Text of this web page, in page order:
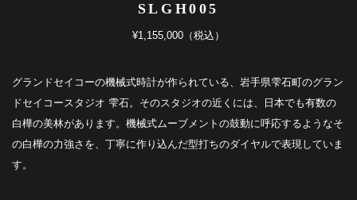
SLGH005
¥1,155,000（税込）
グランドセイコーの機械式時計が作られている、岩手県雫石町のグラン
ドセイコースタジオ 雫石。そのスタジオの近くには、日本でも有数の
白樺の美林があります。機械式ムーブメントの鼓動に呼応するようなそ
の白樺の力強さを、丁寧に作り込んだ型打ちのダイヤルで表現していま
す。